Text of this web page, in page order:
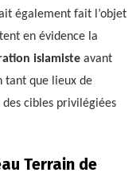
également fait l’objet
en évidence la
islamiste avant
tant que lieux de
cibles privilégiées
Terrain de